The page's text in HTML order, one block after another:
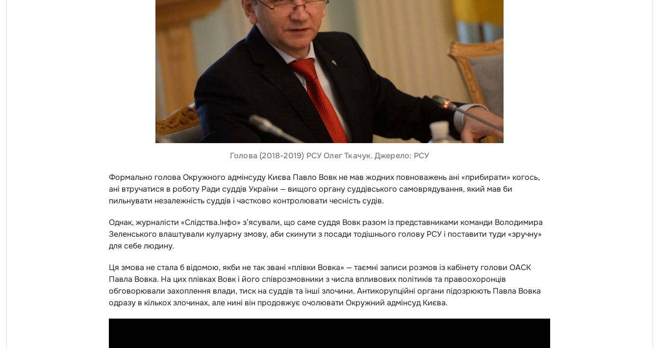
Голова (2018-2019) РСУ Олег Ткачук. Джерело: РСУ
Формально голова Окружного адмінсуду Києва Павло Вовк не мав жодних повноважень ані «прибирати» когось,
ані втручатися в роботу Ради суддів України — вищого органу суддівського самоврядування, який мав би
пильнувати незалежність суддів і частково контролювати чесність судів.
Однак, журналісти «Слідства.Інфо» зʼясували, що саме суддя Вовк разом із представниками команди Володимира
Зеленського влаштували кулуарну змову, аби скинути з посади тодішнього голову РСУ і поставити туди «зручну»
для себе людину.
Ця змова не стала б відомою, якби не так звані «плівки Вовка» — таємні записи розмов із кабінету голови ОАСК
Павла Вовка. На цих плівках Вовк і його співрозмовники з числа впливових політиків та правоохоронців
обговорювали захоплення влади, тиск на суддів та інші злочини. Антикорупційні органи підозрюють Павла Вовка
одразу в кількох злочинах, але нині він продовжує очолювати Окружний адмінсуд Києва.